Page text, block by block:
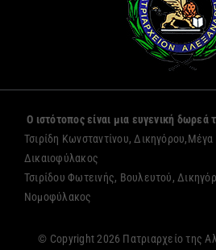
Ο ιστότοπος είναι μια ευγενική δωρεά
Τσιρίδη Κωνσταντίνου,
Δικαιοφύλακος
Τσιρίδου Φωτεινής, Βουλευτού,
Νομοφύλακος
© Copyright 2026 Πατριαρχείο της